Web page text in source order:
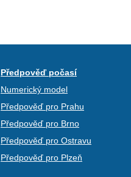
Předpověď počasí
Numerický model
Předpověď pro Prahu
Předpověď pro Brno
Předpověď pro Ostravu
Předpověď pro Plzeň